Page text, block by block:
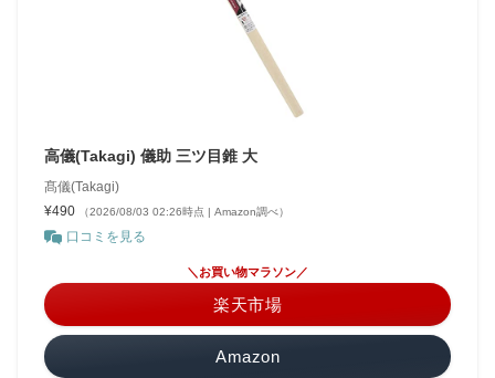
高儀(Takagi) 儀助 三ツ目錐 大
髙儀(Takagi)
¥490
（2026/08/03 02:26時点 | Amazon調べ）
口コミを見る
Amazon
＼お買い物マラソン／
楽天市場